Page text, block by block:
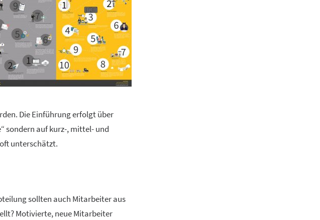
Die Einführung erfolgt über
sondern auf kurz-, mittel- und
unterschätzt.
sollten auch Mitarbeiter aus
Motivierte, neue Mitarbeiter